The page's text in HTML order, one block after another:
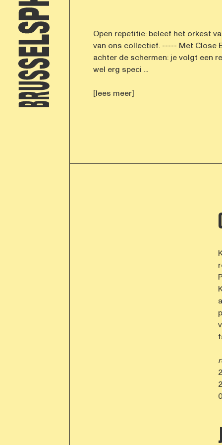
Open repetitie: beleef het orkest
van ons collectief. ----- Met Close
achter de schermen: je volgt een
wel erg speci ...
[lees meer]